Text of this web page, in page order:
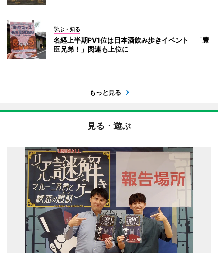
学ぶ・知る
名経上半期PV1位は日本酒飲み歩きイベント 「豊
臣兄弟！」関連も上位に
もっと見る
見る・遊ぶ